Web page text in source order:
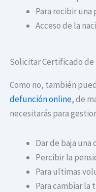
Para recibir una
Acceso de la
Solicitar Certificado
Como no, también
defunción online, de
necesitarás para
Dar de baja
Percibir la
Para ultimas
Para cambiar